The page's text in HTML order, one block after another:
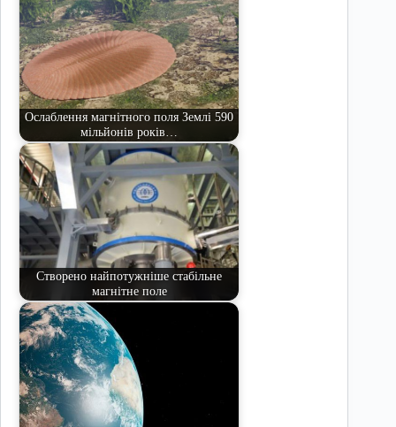
Ослаблення магнітного поля Землі 590
мільйонів років…
Створено найпотужніше стабільне
магнітне поле